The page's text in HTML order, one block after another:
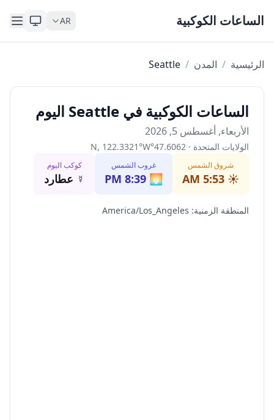
الساعات الكوكبية AR
الرئيسية / المدن /
Seattle
الساعات الكوكبية في Seattle اليوم
الأربعاء, أغسطس 5, 2026
الولايات المتحدة ·
47.6062
°
N, 122.3321°W
شروق الشمس
☀️
5:53 AM
غروب الشمس
🌅
8:39 PM
كوكب اليوم
☿ عطارد
المنطقة الزمنية:
America/Los_Angeles